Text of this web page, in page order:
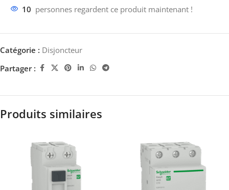
10 personnes regardent ce produit maintenant !
Catégorie : Disjoncteur
Partager :
Produits similaires